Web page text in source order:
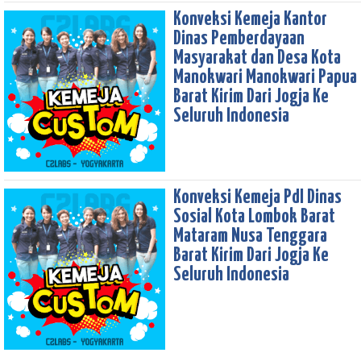
Konveksi Kemeja Kantor
Dinas Pemberdayaan
Masyarakat dan Desa Kota
Manokwari Manokwari Papua
Barat Kirim Dari Jogja Ke
Seluruh Indonesia
Konveksi Kemeja Pdl Dinas
Sosial Kota Lombok Barat
Mataram Nusa Tenggara
Barat Kirim Dari Jogja Ke
Seluruh Indonesia